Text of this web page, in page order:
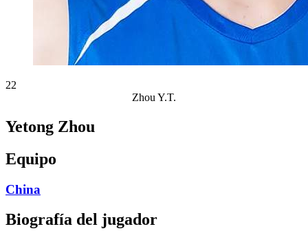
22
Zhou Y.T.
Yetong Zhou
Equipo
China
Biografía del jugador